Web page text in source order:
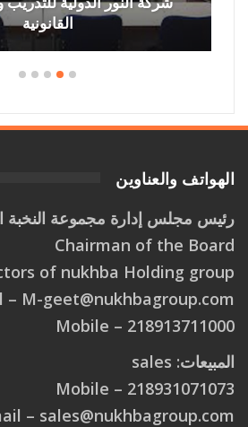
القانونية
الهواتف والعناوين
رئيس مجلس إدارة مجموعة النخبة
Chairman of the Board
of nukhba Holding group
– M-geet@nukhbagroup.com
218913711000 – Mobile
المبيعات: sales
218931071073 – Mobile
– sales@nukhbagroup.com